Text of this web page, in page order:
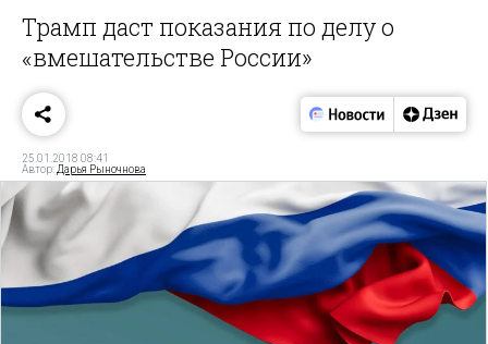
Трамп даст показания по делу о
«вмешательстве России»
25.01.2018 08:41
Автор: Дарья Рыночнова